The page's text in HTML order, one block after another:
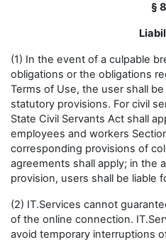
§ 8
(1) In the event of a culpable
obligations or the obligations
Terms of Use, the user shall
statutory provisions. For civil
State Civil Servants Act shall
employees and workers
corresponding provisions of
agreements shall apply; in the
provision, users shall be liable
(2) IT.Services cannot
of the online connection.
avoid temporary interruptions